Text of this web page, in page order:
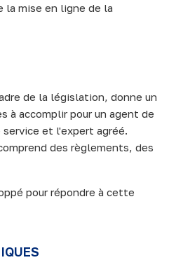
mise en ligne de la
de la législation, donne un
à accomplir pour un agent de
et l'expert agréé.
des règlements, des
pour répondre à cette